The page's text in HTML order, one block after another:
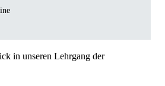
in unseren Lehrgang der